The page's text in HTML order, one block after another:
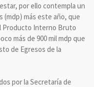
por ello contempla un
(mdp) más este año, que
Producto Interno Bruto
más de 900 mil mdp que
de Egresos de la
por la Secretaría de